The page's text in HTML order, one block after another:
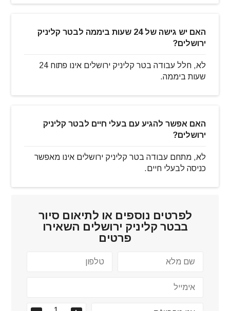
האם יש גישה של 24 שעות ביממה לבטר קליניק
ירושלים?
לא, חלל עבודה בטר קליניק ירושלים אינו פתוח 24
שעות ביממה.
האם אפשר להגיע עם בעלי חיים לבטר קליניק
ירושלים?
לא, מתחם עבודה בטר קליניק ירושלים אינו מאפשר
כניסה לבעלי חיים.
לפרטים נוספים או לתיאום סיור
בבטר קליניק ירושלים השאירו
פרטים